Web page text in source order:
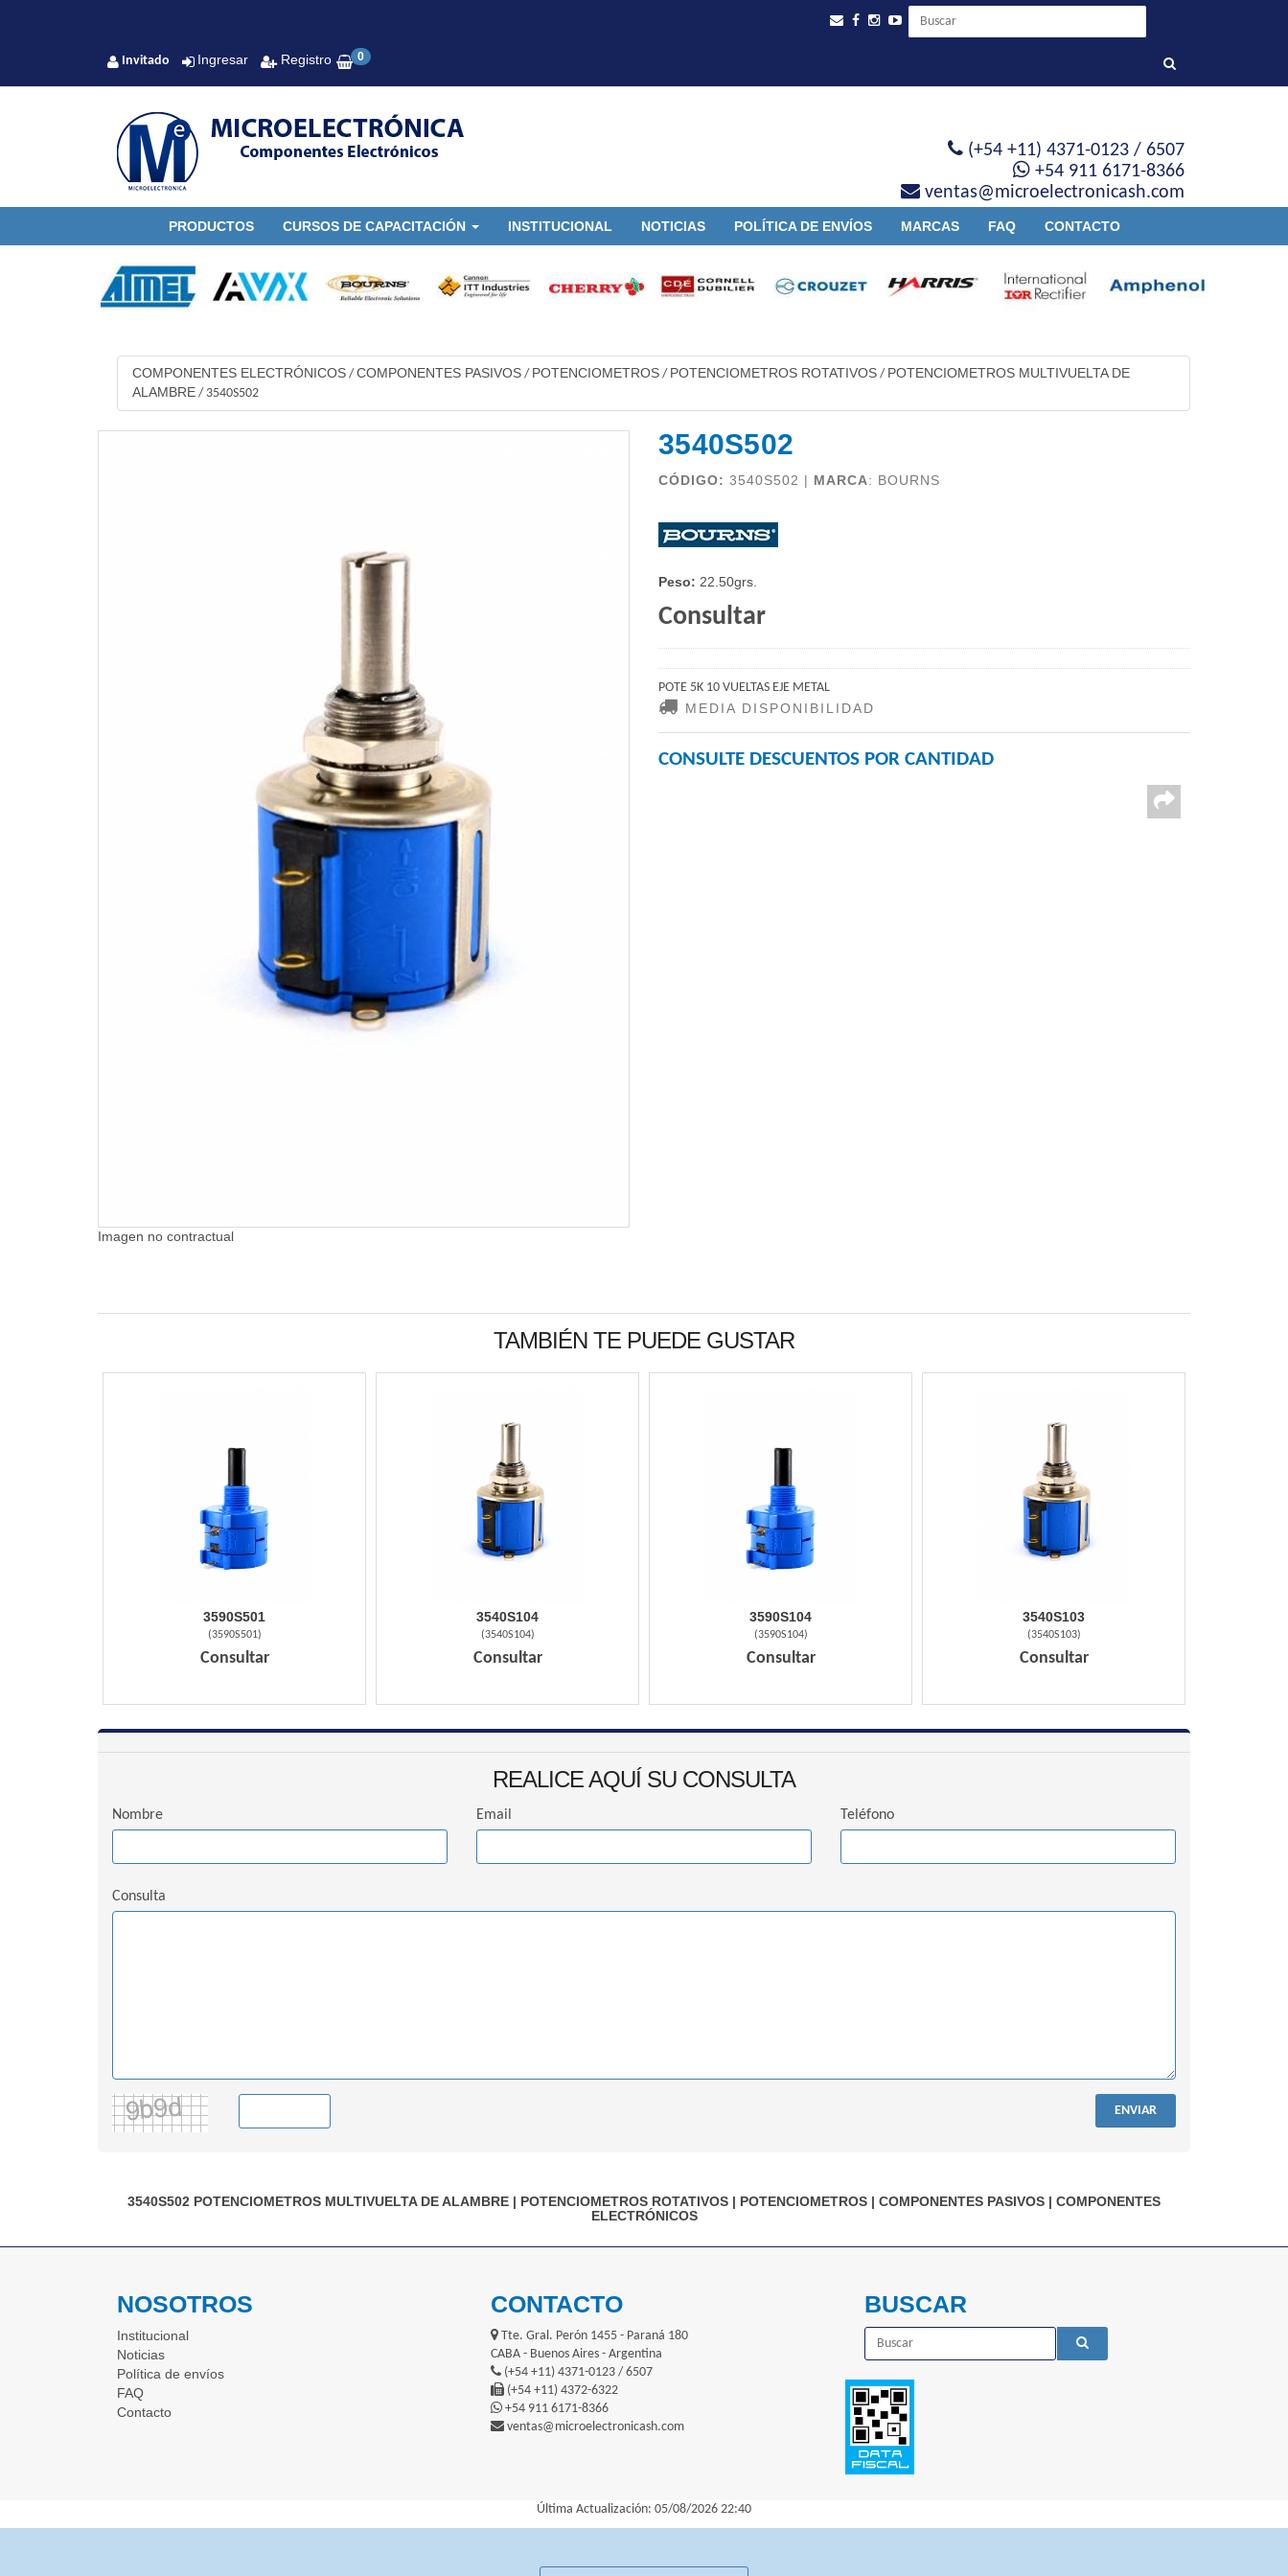
Invitado Ingresar Registro 0
PRODUCTOS CURSOS DE CAPACITACIÓN INSTITUCIONAL NOTICIAS POLÍTICA DE ENVÍOS MARCAS FAQ CONTACTO
(+54 +11) 4371-0123 / 6507
+54 911 6171-8366
ventas@microelectronicash.com
COMPONENTES ELECTRÓNICOS / COMPONENTES PASIVOS / POTENCIOMETROS / POTENCIOMETROS ROTATIVOS / POTENCIOMETROS MULTIVUELTA DE
ALAMBRE / 3540S502
Imagen no contractual
3540S502
CÓDIGO: 3540S502 | MARCA: BOURNS
Peso: 22.50grs.
Consultar
POTE 5K 10 VUELTAS EJE METAL
MEDIA DISPONIBILIDAD
CONSULTE DESCUENTOS POR CANTIDAD
TAMBIÉN TE PUEDE GUSTAR
3590S501
(3590S501)
Consultar
3540S104
(3540S104)
Consultar
3590S104
(3590S104)
Consultar
3540S103
(3540S103)
Consultar
REALICE AQUÍ SU CONSULTA
Nombre Email Teléfono
Consulta
ENVIAR
3540S502 POTENCIOMETROS MULTIVUELTA DE ALAMBRE | POTENCIOMETROS ROTATIVOS | POTENCIOMETROS | COMPONENTES PASIVOS | COMPONENTES
ELECTRÓNICOS
NOSOTROS
Institucional
Noticias
Política de envíos
FAQ
Contacto
CONTACTO
Tte. Gral. Perón 1455 - Paraná 180
CABA - Buenos Aires - Argentina
(+54 +11) 4371-0123 / 6507
(+54 +11) 4372-6322
+54 911 6171-8366
ventas@microelectronicash.com
BUSCAR
Última Actualización: 05/08/2026 22:40